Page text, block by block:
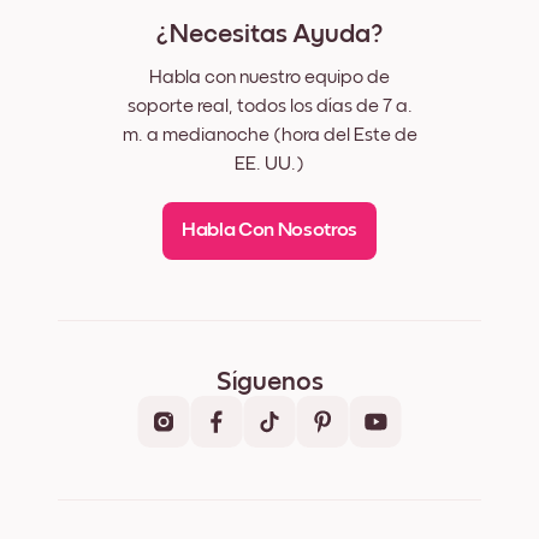
¿Necesitas Ayuda?
Habla con nuestro equipo de
soporte real, todos los días de 7 a.
m. a medianoche (hora del Este de
EE. UU.)
Habla Con Nosotros
Síguenos